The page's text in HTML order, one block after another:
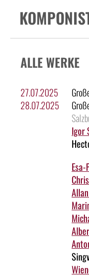
ALLE WERKE
27.07.2025
28.07.2025
Igor